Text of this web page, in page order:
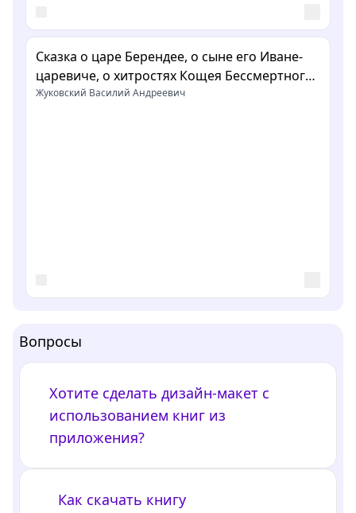
Сказка о царе Берендее, о сыне его Иване-
царевиче, о хитростях Кощея Бессмертного
и о премудрости Марьи-царевны, Кощеевой
Жуковский Василий Андреевич
Вопросы
Хотите сделать дизайн-макет с
использованием книг из
приложения?
Как скачать книгу